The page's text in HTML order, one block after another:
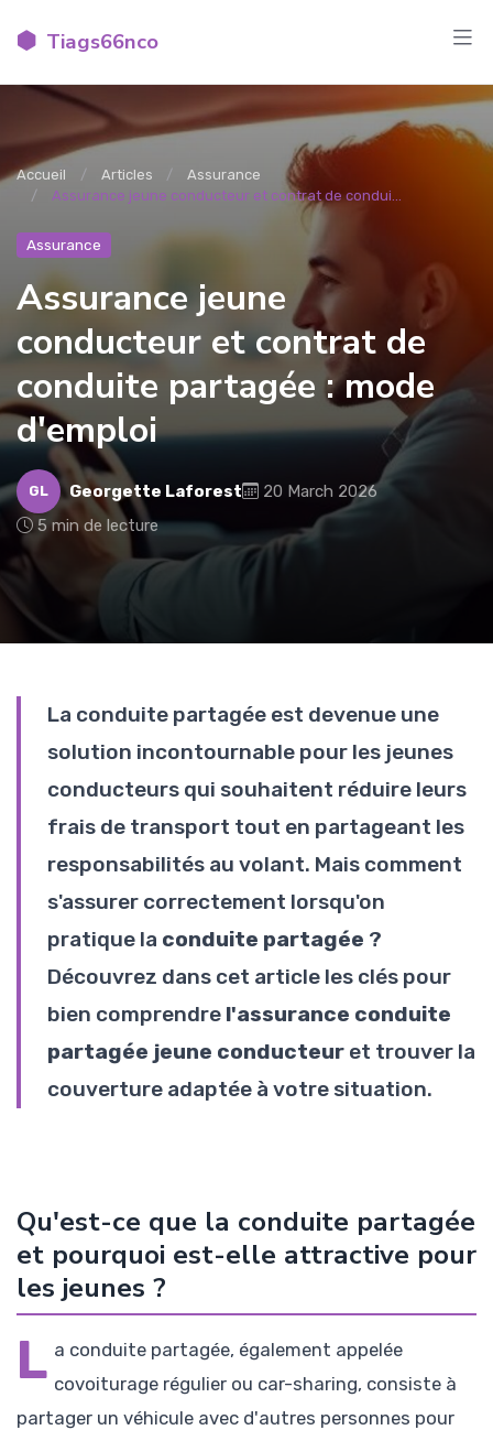
Tiags66nco
Accueil Articles
Assurance
Assurance jeune conducteur et contrat de condui...
Assurance
Assurance jeune
conducteur et contrat de
conduite partagée : mode
d'emploi
GL Georgette Laforest
20 March 2026
5 min de lecture
La conduite partagée est devenue une
solution incontournable pour les jeunes
conducteurs qui souhaitent réduire leurs
frais de transport tout en partageant les
responsabilités au volant. Mais comment
s'assurer correctement lorsqu'on
pratique la conduite partagée ?
Découvrez dans cet article les clés pour
bien comprendre l'assurance conduite
partagée jeune conducteur et trouver la
couverture adaptée à votre situation.
Qu'est-ce que la conduite partagée
et pourquoi est-elle attractive pour
les jeunes ?
L a conduite partagée, également appelée
covoiturage régulier ou car-sharing, consiste à
partager un véhicule avec d'autres personnes pour